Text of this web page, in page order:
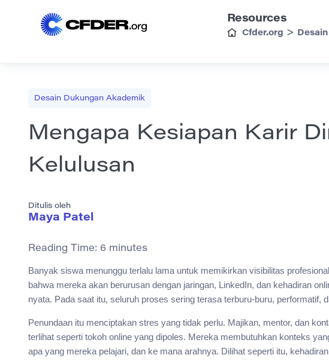
Resources
Cfder.org >
Desain Dukungan Akademik
Mengapa Kesiapan Karir
Kelulusan
Ditulis oleh
Maya Patel
Reading Time: 6 minutes
Banyak siswa menunggu terlalu lama untuk memikirkan visibilitas
bahwa mereka akan berurusan dengan jaringan, LinkedIn, dan kehadiran
nyata. Pada saat itu, seluruh proses sering terasa terburu-buru, performatif,
Penundaan itu menciptakan stres yang tidak perlu. Majikan, mentor, dan
terlihat seperti tokoh online yang dipoles. Mereka membutuhkan konteks
apa yang mereka pelajari, dan ke mana arahnya. Dilihat seperti itu,